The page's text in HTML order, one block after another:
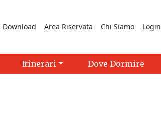
Download Area Riservata Chi Siamo Login
Itinerari Dove Dormire